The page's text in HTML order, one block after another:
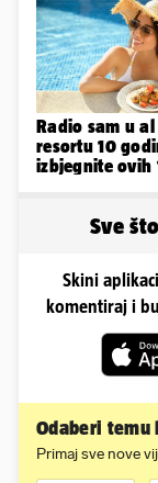
Radio sam u
resortu 10
izbjegnite ovih
Sve
Skini
komentiraj i
Odaberi
Primaj sve nove